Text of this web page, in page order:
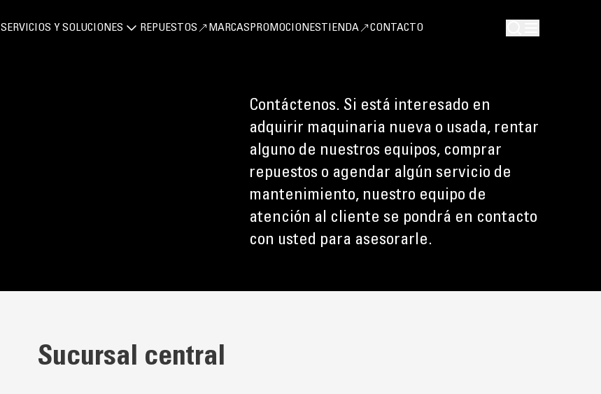
SERVICIOS Y SOLUCIONES REPUESTOS MARCAS PROMOCIONES TIENDA CONTACTO
Contáctenos. Si está interesado en
adquirir maquinaria nueva o usada, rentar
alguno de nuestros equipos, comprar
repuestos o agendar algún servicio de
mantenimiento, nuestro equipo de
atención al cliente se pondrá en contacto
con usted para asesorarle.
Sucursal central